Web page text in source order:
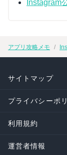
Instagram
アプリ攻略メモ
サイトマップ
プライバシーポ
利用規約
運営者情報